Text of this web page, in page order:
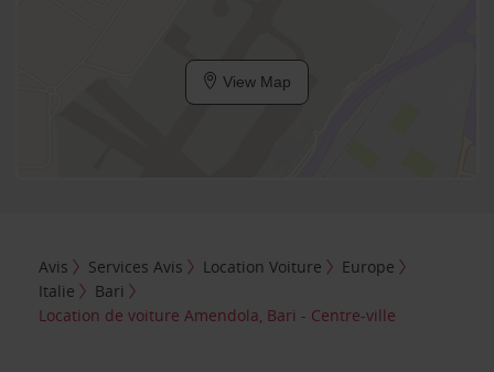
View Map
Avis Services Avis Location Voiture
Europe
Italie
Bari
Location de voiture Amendola, Bari - Centre-ville